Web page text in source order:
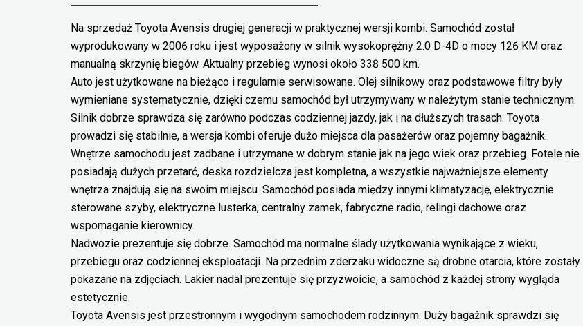
Na sprzedaż Toyota Avensis drugiej generacji w praktycznej wersji kombi. Samochód został
wyprodukowany w 2006 roku i jest wyposażony w silnik wysokoprężny 2.0 D-4D o mocy 126 KM oraz
manualną skrzynię biegów. Aktualny przebieg wynosi około 338 500 km.
Auto jest użytkowane na bieżąco i regularnie serwisowane. Olej silnikowy oraz podstawowe filtry były
wymieniane systematycznie, dzięki czemu samochód był utrzymywany w należytym stanie technicznym.
Silnik dobrze sprawdza się zarówno podczas codziennej jazdy, jak i na dłuższych trasach. Toyota
prowadzi się stabilnie, a wersja kombi oferuje dużo miejsca dla pasażerów oraz pojemny bagażnik.
Wnętrze samochodu jest zadbane i utrzymane w dobrym stanie jak na jego wiek oraz przebieg. Fotele nie
posiadają dużych przetarć, deska rozdzielcza jest kompletna, a wszystkie najważniejsze elementy
wnętrza znajdują się na swoim miejscu. Samochód posiada między innymi klimatyzację, elektrycznie
sterowane szyby, elektryczne lusterka, centralny zamek, fabryczne radio, relingi dachowe oraz
wspomaganie kierownicy.
Nadwozie prezentuje się dobrze. Samochód ma normalne ślady użytkowania wynikające z wieku,
przebiegu oraz codziennej eksploatacji. Na przednim zderzaku widoczne są drobne otarcia, które zostały
pokazane na zdjęciach. Lakier nadal prezentuje się przyzwoicie, a samochód z każdej strony wygląda
estetycznie.
Toyota Avensis jest przestronnym i wygodnym samochodem rodzinnym. Duży bagażnik sprawdzi się